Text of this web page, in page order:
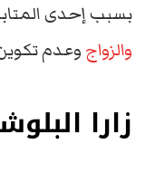
بسبب إحدى
والزواج وعدم
زارا